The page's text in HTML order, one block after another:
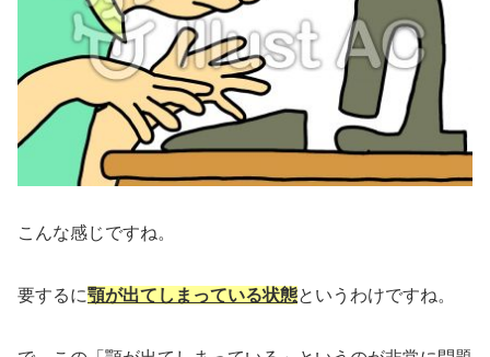
こんな感じですね。
要するに顎が出てしまっている状態というわけですね。